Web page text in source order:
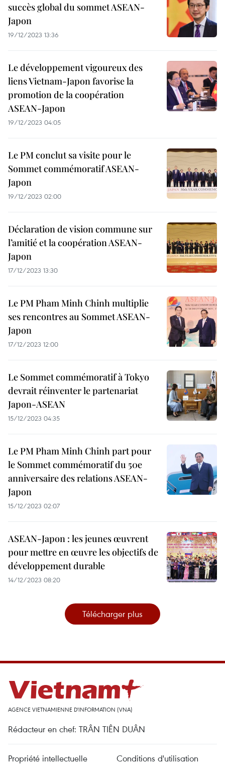
succès global du sommet ASEAN-
Japon
19/12/2023 13:36
Le développement vigoureux des
liens Vietnam-Japon favorise la
promotion de la coopération
ASEAN-Japon
19/12/2023 04:05
Le PM conclut sa visite pour le
Sommet commémoratif ASEAN-
Japon
19/12/2023 02:00
Déclaration de vision commune sur
l’amitié et la coopération ASEAN-
Japon
17/12/2023 13:30
Le PM Pham Minh Chinh multiplie
ses rencontres au Sommet ASEAN-
Japon
17/12/2023 12:00
Le Sommet commémoratif à Tokyo
devrait réinventer le partenariat
Japon-ASEAN
15/12/2023 04:35
Le PM Pham Minh Chinh part pour
le Sommet commémoratif du 50e
anniversaire des relations ASEAN-
Japon
15/12/2023 02:07
ASEAN-Japon : les jeunes œuvrent
pour mettre en œuvre les objectifs de
développement durable
14/12/2023 08:20
Télécharger plus
AGENCE VIETNAMIENNE D'INFORMATION (VNA)
Rédacteur en chef: TRÂN TIÊN DUÂN
Propriété intellectuelle Conditions d'utilisation